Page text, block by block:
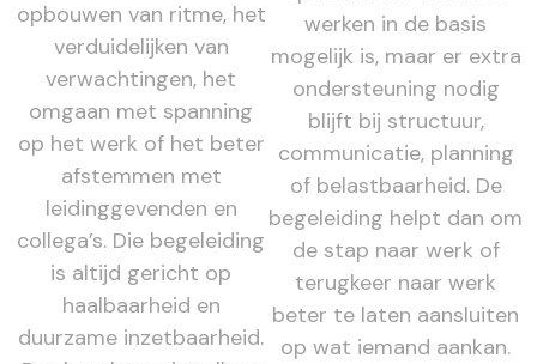
opbouwen van ritme, het
verduidelijken van
verwachtingen, het
omgaan met spanning
op het werk of het beter
afstemmen met
leidinggevenden en
collega’s. Die begeleiding
is altijd gericht op
haalbaarheid en
duurzame inzetbaarheid.
werken in de basis
mogelijk is, maar er extra
ondersteuning nodig
blijft bij structuur,
communicatie, planning
of belastbaarheid. De
begeleiding helpt dan om
de stap naar werk of
terugkeer naar werk
beter te laten aansluiten
op wat iemand aankan.